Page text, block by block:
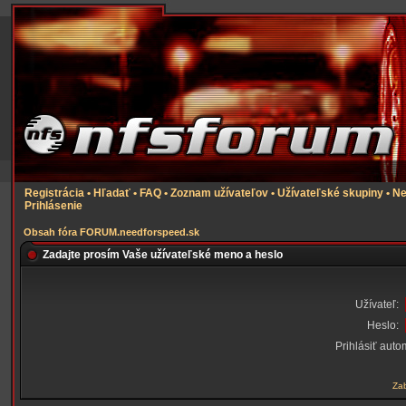
Registrácia • Hľadať • FAQ • Zoznam užívateľov • Užívateľské skupiny •
Prihlásenie
Obsah fóra FORUM.needforspeed.sk
Zadajte prosím Vaše užívateľské meno a heslo
Užívateľ:
Heslo:
Prihlásiť